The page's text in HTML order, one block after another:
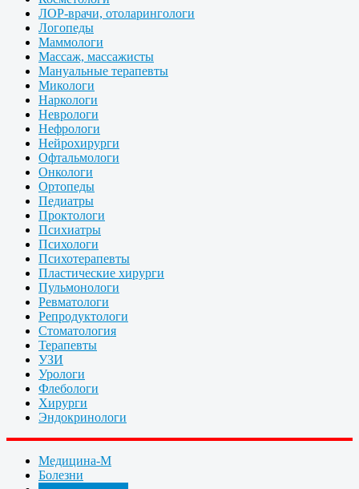
ЛОР-врачи, отоларингологи
Логопеды
Маммологи
Массаж, массажисты
Мануальные терапевты
Микологи
Наркологи
Неврологи
Нефрологи
Нейрохирурги
Офтальмологи
Онкологи
Ортопеды
Педиатры
Проктологи
Психиатры
Психологи
Психотерапевты
Пластические хирурги
Пульмонологи
Ревматологи
Репродуктологи
Стоматология
Терапевты
УЗИ
Урологи
Флебологи
Хирурги
Эндокринологи
Медицина-М
Болезни